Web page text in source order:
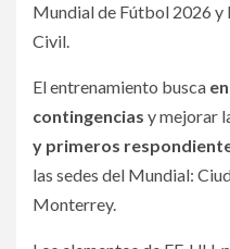
Mundial de Fútbol 2026 y
Civil.
El entrenamiento busca
contingencias y mejorar
y primeros
las sedes del Mundial:
Monterrey.